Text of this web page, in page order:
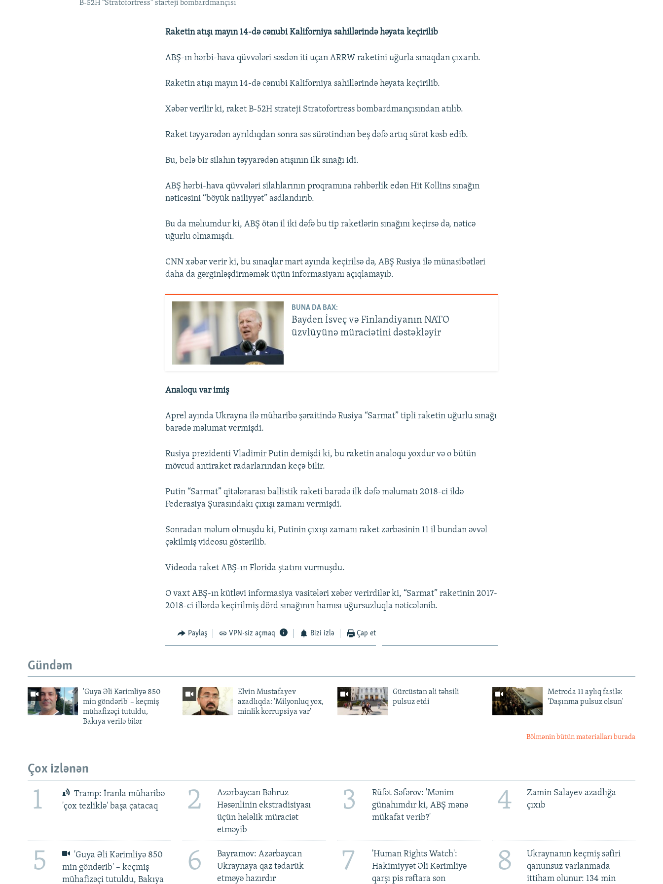
B-52H “Stratofortress” starteji bombardmançısı
Raketin atışı mayın 14-də cənubi Kaliforniya sahillərində həyata keçirilib
ABŞ-ın hərbi-hava qüvvələri səsdən iti uçan ARRW raketini uğurla sınaqdan çıxarıb.
Raketin atışı mayın 14-də cənubi Kaliforniya sahillərində həyata keçirilib.
Xəbər verilir ki, raket B-52H strateji Stratofortress bombardmançısından atılıb.
Raket təyyarədən ayrıldıqdan sonra səs sürətindıən beş dəfə artıq sürət kəsb edib.
Bu, belə bir silahın təyyarədən atışının ilk sınağı idi.
ABŞ hərbi-hava qüvvələri silahlarının proqramına rəhbərlik edən Hit Kollins sınağın
nəticəsini “böyük nailiyyət” asdlandırıb.
Bu da məlıumdur ki, ABŞ ötən il iki dəfə bu tip raketlərin sınağını keçirsə də, nəticə
uğurlu olmamışdı.
CNN xəbər verir ki, bu sınaqlar mart ayında keçirilsə də, ABŞ Rusiya ilə münasibətləri
daha da gərginləşdirməmək üçün informasiyanı açıqlamayıb.
BUNA DA BAX:
Bayden İsveç və Finlandiyanın NATO
üzvlüyünə müraciətini dəstəkləyir
Analoqu var imiş
Aprel ayında Ukrayna ilə müharibə şəraitində Rusiya “Sarmat” tipli raketin uğurlu sınağı
barədə məlumat vermişdi.
Rusiya prezidenti Vladimir Putin demişdi ki, bu raketin analoqu yoxdur və o bütün
mövcud antiraket radarlarından keçə bilir.
Putin “Sarmat” qitələrarası ballistik raketi barədə ilk dəfə məlumatı 2018-ci ildə
Federasiya Şurasındakı çıxışı zamanı vermişdi.
Sonradan məlum olmuşdu ki, Putinin çıxışı zamanı raket zərbəsinin 11 il bundan əvvəl
çəkilmiş videosu göstərilib.
Videoda raket ABŞ-ın Florida ştatını vurmuşdu.
O vaxt ABŞ-ın kütləvi informasiya vasitələri xəbər verirdilər ki, “Sarmat” raketinin 2017-
2018-ci illərdə keçirilmiş dörd sınağının hamısı uğursuzluqla nəticələnib.
Paylaş VPN-siz açmaq Bizi izlə Çap et
Gündəm
'Guya Əli Kərimliyə 850
min göndərib' – keçmiş
mühafizəçi tutuldu,
Bakıya verilə bilər
Elvin Mustafayev
azadlıqda: 'Milyonluq yox,
minlik korrupsiya var'
Gürcüstan ali təhsili
pulsuz etdi
Metroda 11 aylıq fasilə:
'Daşınma pulsuz olsun'
Bölmənin bütün materialları burada
Çox izlənən
1
Tramp: İranla müharibə
'çox tezliklə' başa çatacaq
2
Azərbaycan Bəhruz
Həsənlinin ekstradisiyası
üçün hələlik müraciət
etməyib
3
Rüfət Səfərov: 'Mənim
günahımdır ki, ABŞ mənə
mükafat verib?'
4
Zamin Salayev azadlığa
çıxıb
5
'Guya Əli Kərimliyə 850
min göndərib' – keçmiş
mühafizəçi tutuldu, Bakıya
6
Bayramov: Azərbaycan
Ukraynaya qaz tədarük
etməyə hazırdır
7
'Human Rights Watch':
Hakimiyyət Əli Kərimliyə
qarşı pis rəftara son
8
Ukraynanın keçmiş səfiri
qanunsuz varlanmada
ittiham olunur: 134 min